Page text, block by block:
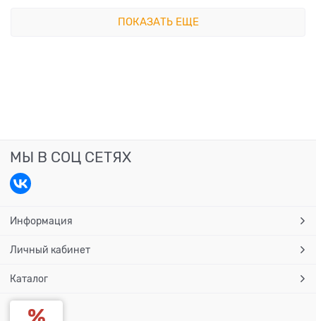
ПОКАЗАТЬ ЕЩЕ
МЫ В СОЦ СЕТЯХ
Информация
Личный кабинет
Каталог